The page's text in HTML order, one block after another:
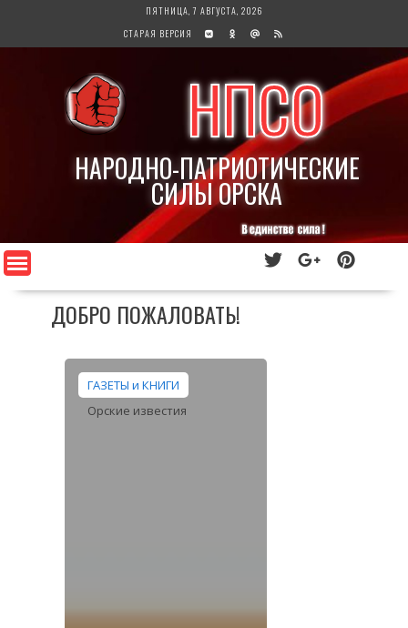
содержимому
ПЯТНИЦА, 7 АВГУСТА, 2026
СТАРАЯ ВЕРСИЯ
НПСО
НАРОДНО-ПАТРИОТИЧЕСКИЕ
СИЛЫ ОРСКА
ДОБРО ПОЖАЛОВАТЬ!
ГАЗЕТЫ и КНИГИ
Орские известия